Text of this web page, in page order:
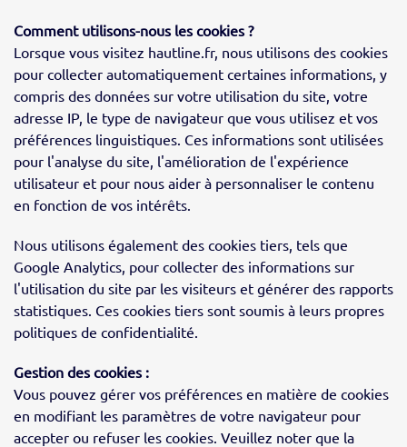
Comment utilisons-nous les cookies ?
Lorsque vous visitez hautline.fr, nous utilisons des cookies
pour collecter automatiquement certaines informations, y
compris des données sur votre utilisation du site, votre
adresse IP, le type de navigateur que vous utilisez et vos
préférences linguistiques. Ces informations sont utilisées
pour l'analyse du site, l'amélioration de l'expérience
utilisateur et pour nous aider à personnaliser le contenu
en fonction de vos intérêts.
Nous utilisons également des cookies tiers, tels que
Google Analytics, pour collecter des informations sur
l'utilisation du site par les visiteurs et générer des rapports
statistiques. Ces cookies tiers sont soumis à leurs propres
politiques de confidentialité.
Gestion des cookies :
Vous pouvez gérer vos préférences en matière de cookies
en modifiant les paramètres de votre navigateur pour
accepter ou refuser les cookies. Veuillez noter que la